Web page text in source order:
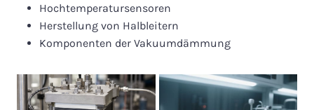
Hochtemperatursensoren
Herstellung von Halbleitern
Komponenten der Vakuumdämmung